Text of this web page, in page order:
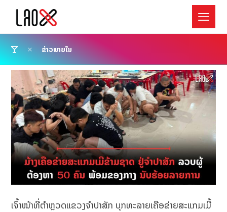
ຂ່າວພາຍໃນ
ເຈົ້າໜ້າທີ່ຕຳຫຼວດແຂວງຈຳປາສັກ ບຸກທະລາຍເຄືອຂ່າຍສະແກມເມີ້